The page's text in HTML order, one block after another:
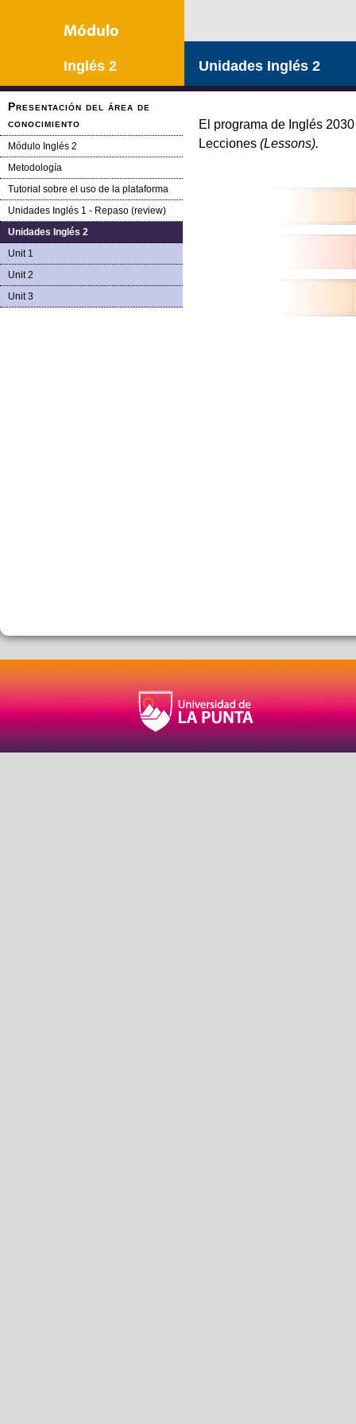
Inglés 2
Presentación del área de
conocimiento
Módulo Inglés 2
Metodología
Tutorial sobre el uso de la plataforma
Unidades Inglés 1 - Repaso (review)
Unidades Inglés 2
Unit 1
Unit 2
Unit 3
Unidades Inglés 2
El programa de Inglés
Lecciones (Lessons).